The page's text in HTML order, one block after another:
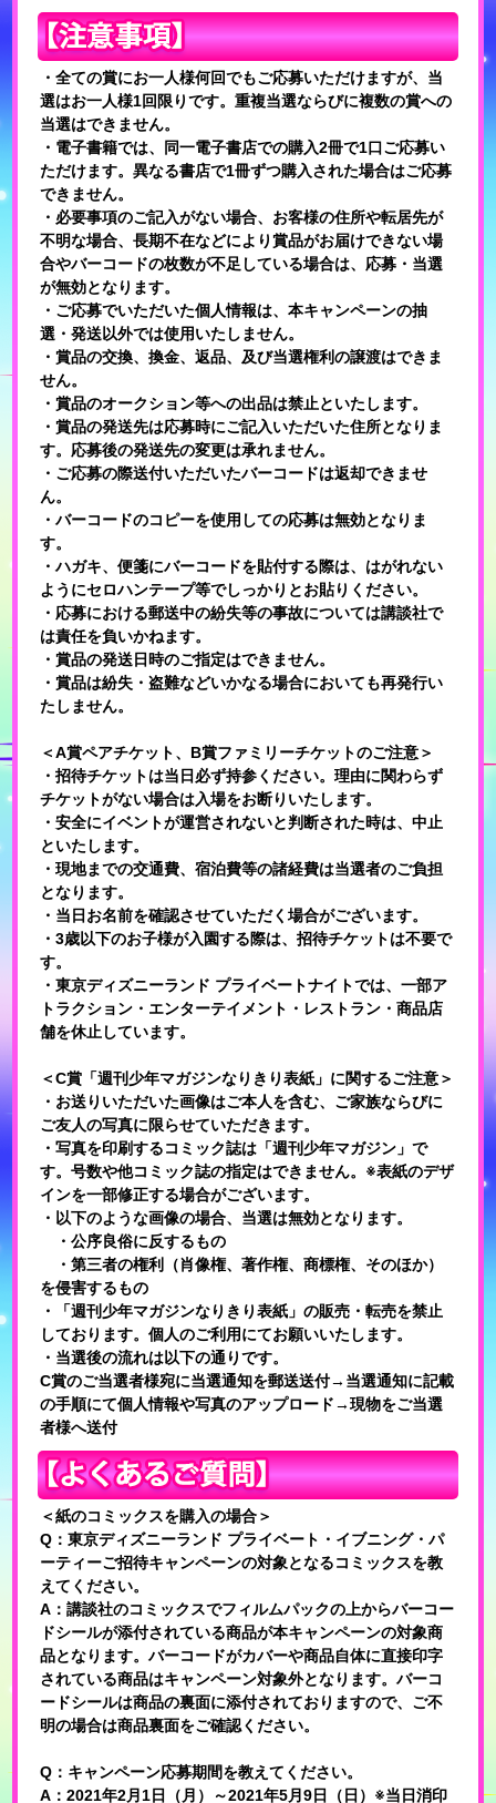
・全ての賞にお一人様何回でもご応募いただけますが、当
選はお一人様1回限りです。重複当選ならびに複数の賞への
当選はできません。
・電子書籍では、同一電子書店での購入2冊で1口ご応募い
ただけます。異なる書店で1冊ずつ購入された場合はご応募
できません。
・必要事項のご記入がない場合、お客様の住所や転居先が
不明な場合、長期不在などにより賞品がお届けできない場
合やバーコードの枚数が不足している場合は、応募・当選
が無効となります。
・ご応募でいただいた個人情報は、本キャンペーンの抽
選・発送以外では使用いたしません。
・賞品の交換、換金、返品、及び当選権利の譲渡はできま
せん。
・賞品のオークション等への出品は禁止といたします。
・賞品の発送先は応募時にご記入いただいた住所となりま
す。応募後の発送先の変更は承れません。
・ご応募の際送付いただいたバーコードは返却できませ
ん。
・バーコードのコピーを使用しての応募は無効となりま
す。
・ハガキ、便箋にバーコードを貼付する際は、はがれない
ようにセロハンテープ等でしっかりとお貼りください。
・応募における郵送中の紛失等の事故については講談社で
は責任を負いかねます。
・賞品の発送日時のご指定はできません。
・賞品は紛失・盗難などいかなる場合においても再発行い
たしません。
＜A賞ペアチケット、B賞ファミリーチケットのご注意＞
・招待チケットは当日必ず持参ください。理由に関わらず
チケットがない場合は入場をお断りいたします。
・安全にイベントが運営されないと判断された時は、中止
といたします。
・現地までの交通費、宿泊費等の諸経費は当選者のご負担
となります。
・当日お名前を確認させていただく場合がございます。
・3歳以下のお子様が入園する際は、招待チケットは不要で
す。
・東京ディズニーランド プライベートナイトでは、一部ア
トラクション・エンターテイメント・レストラン・商品店
舗を休止しています。
＜C賞「週刊少年マガジンなりきり表紙」に関するご注意＞
・お送りいただいた画像はご本人を含む、ご家族ならびに
ご友人の写真に限らせていただきます。
・写真を印刷するコミック誌は「週刊少年マガジン」で
す。号数や他コミック誌の指定はできません。※表紙のデザ
インを一部修正する場合がございます。
・以下のような画像の場合、当選は無効となります。
・公序良俗に反するもの
・第三者の権利（肖像権、著作権、商標権、そのほか）
を侵害するもの
・「週刊少年マガジンなりきり表紙」の販売・転売を禁止
しております。個人のご利用にてお願いいたします。
・当選後の流れは以下の通りです。
C賞のご当選者様宛に当選通知を郵送送付→当選通知に記載
の手順にて個人情報や写真のアップロード→現物をご当選
者様へ送付
＜紙のコミックスを購入の場合＞
Q：東京ディズニーランド プライベート・イブニング・パ
ーティーご招待キャンペーンの対象となるコミックスを教
えてください。
A：講談社のコミックスでフィルムパックの上からバーコー
ドシールが添付されている商品が本キャンペーンの対象商
品となります。バーコードがカバーや商品自体に直接印字
されている商品はキャンペーン対象外となります。バーコ
ードシールは商品の裏面に添付されておりますので、ご不
明の場合は商品裏面をご確認ください。
Q：キャンペーン応募期間を教えてください。
A：2021年2月1日（月）～2021年5月9日（日）※当日消印